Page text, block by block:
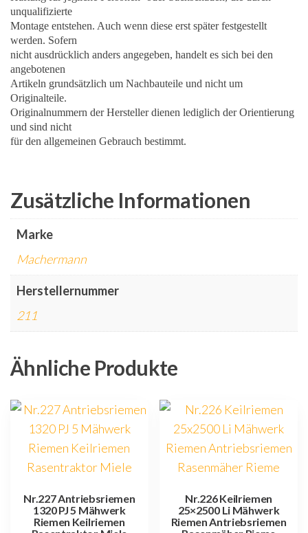
unqualifizierte
Montage entstehen. Auch wenn diese erst später festgestellt
werden. Sofern
nicht ausdrücklich anders angegeben, handelt es sich bei den
angebotenen
Artikeln grundsätzlich um Nachbauteile und nicht um
Originalteile.
Originalnummern der Hersteller dienen lediglich der Orientierung
und sind nicht
für den allgemeinen Gebrauch bestimmt.
Zusätzliche Informationen
Marke
Machermann
Herstellernummer
211
Ähnliche Produkte
Nr.227 Antriebsriemen
1320 PJ 5 Mähwerk
Riemen Keilriemen
Nr.226 Keilriemen
25×2500 Li Mähwerk
Riemen Antriebsriemen